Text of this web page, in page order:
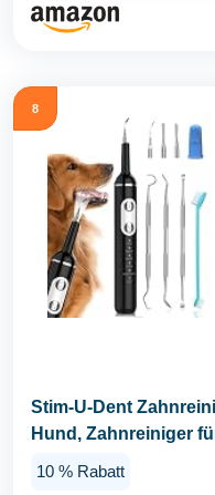
8
Stim-U-Dent
Hund, Zahnreiniger
10 % Rabatt